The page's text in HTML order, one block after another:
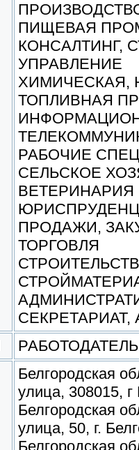
ПИЩЕВАЯ
КОНСАЛТИНГ,
УПРАВЛЕНИЕ
ХИМИЧЕСКАЯ,
ТОПЛИВНАЯ
РАБОЧИЕ
СЕЛЬСКОЕ
ВЕТЕРИНАРИЯ
ПРОДАЖИ,
ТОРГОВЛЯ
СЕКРЕТАРИАТ,
РАБОТОДАТЕЛЬ
Белгородская
улица, 308015,
Белгородская
улица, 50, г.
Белгородская